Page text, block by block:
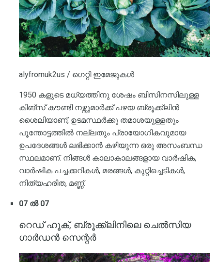
alyfromuk2us / ഗെറ്റി ഇമേജുകൾ
1950 കളുടെ മധ്യത്തിനു ശേഷം ബിസിനസിലുള്ള
കിങ്സ് കൗണ്ടി നഴ്സുമാർക്ക് പഴയ ബ്രൂക്ക്ലിൻ
ശൈലിയാണ്, ഉടമസ്ഥർക്കു തമാശയുള്ളതും
പൂന്തോട്ടത്തിൽ നല്ലതും പ്രായോഗികവുമായ
ഉപദേശങ്ങൾ ലഭിക്കാൻ കഴിയുന്ന ഒരു അസംബന്ധ
സ്ഥലമാണ്. നിങ്ങൾ കാലാകാലങ്ങളായ വാർഷിക,
വാർഷിക പച്ചക്കറികൾ, മരങ്ങൾ, കുറ്റിച്ചെടികൾ,
നിത്യഹരിത, മണ്ണ്.
07 ൽ 07
റെഡ് ഹൂക്, ബ്രൂക്ക്ലിനിലെ ചെൽസിയ
ഗാർഡൻ സെന്റർ